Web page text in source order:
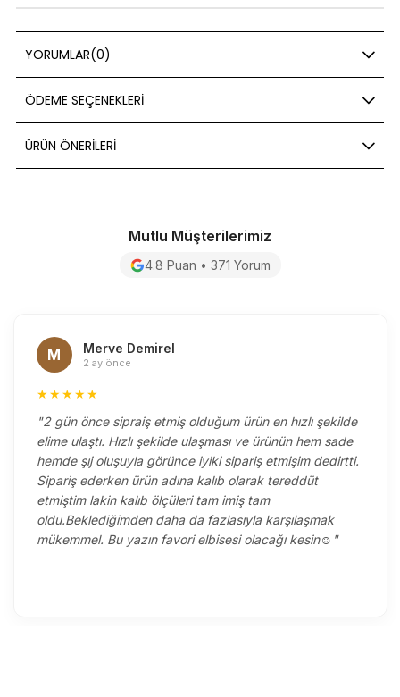
YORUMLAR(0)
ÖDEME SEÇENEKLERI
ÜRÜN ÖNERILERI
Mutlu Müşterilerimiz
4.8 Puan • 371 Yorum
M Merve Demirel
2 ay önce
★★★★★
"2 gün önce sipraiş etmiş olduğum ürün en hızlı şekilde
elime ulaştı. Hızlı şekilde ulaşması ve ürünün hem sade
hemde şıj oluşuyla görünce iyiki sipariş etmişim dedirtti.
Sipariş ederken ürün adına kalıb olarak tereddüt
etmiştim lakin kalıb ölçüleri tam imiş tam
oldu.Beklediğimden daha da fazlasıyla karşılaşmak
mükemmel. Bu yazın favori elbisesi olacağı kesin☺️"